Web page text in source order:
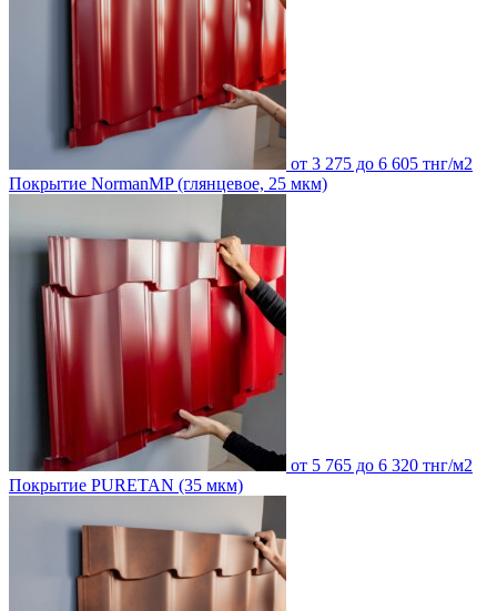
от 3 275 до 6 605 тнг/м2
Покрытие NormanMP (глянцевое, 25 мкм)
от 5 765 до 6 320 тнг/м2
Покрытие PURETAN (35 мкм)